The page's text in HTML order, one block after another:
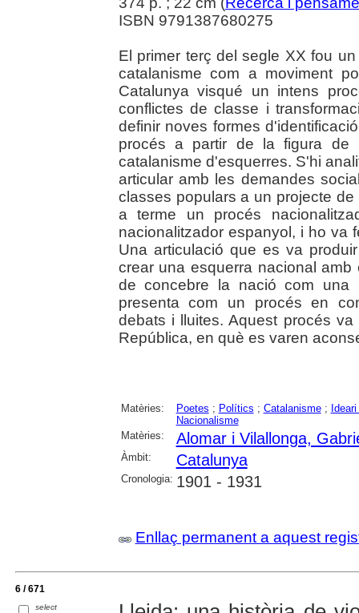
ISBN 9791387680275
El primer terç del segle XX fou
catalanisme com a moviment
Catalunya visqué un intens
conflictes de classe i
definir noves formes
procés a partir de la figura de
catalanisme d'esquerres. S'hi
articular amb les demandes
classes populars a un projecte
a terme un procés
nacionalitzador espanyol, i ho va
Una articulació que es va
crear una esquerra nacional
de concebre la nació com una
presenta com un procés en
debats i lluites. Aquest procés
República, en què es varen
Matèries: Poetes ; Polítics ; Catalanisme;
Nacionalisme
Matèries:
Alomar i Vilallonga,
Àmbit: Catalunya
Cronologia: 1901 - 1931
Enllaç permanent a aquest
6 / 671
select